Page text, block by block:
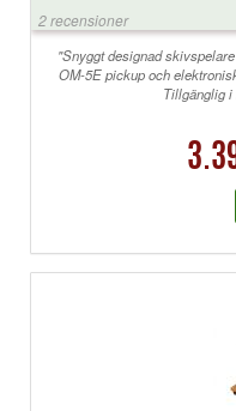
Trevligt med
kommer från Asien…)
kommer till
ska och barnsligt enkelt. Synd på reporna på
känns löjligt att
2 recensioner
"Snyggt designad
OM-5E pickup och
Tillgänglig i